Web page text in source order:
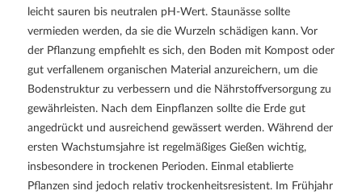
leicht sauren bis neutralen pH-Wert. Staunässe sollte
vermieden werden, da sie die Wurzeln schädigen kann. Vor
der Pflanzung empfiehlt es sich, den Boden mit Kompost oder
gut verfallenem organischen Material anzureichern, um die
Bodenstruktur zu verbessern und die Nährstoffversorgung zu
gewährleisten. Nach dem Einpflanzen sollte die Erde gut
angedrückt und ausreichend gewässert werden. Während der
ersten Wachstumsjahre ist regelmäßiges Gießen wichtig,
insbesondere in trockenen Perioden. Einmal etablierte
Pflanzen sind jedoch relativ trockenheitsresistent. Im Frühjahr